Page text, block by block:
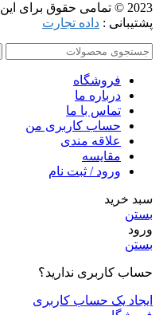
2023 © تمامی حقوق
پشتیبانی : داده تجارت
فروشگاه
درباره ما
تماس با ما
حساب کاربری من
علاقه مندی
مقايسه
ورود / ثبت نام
سبد خرید
بستن
ورود
بستن
حساب کاربری ندارید؟
ایجاد یک حساب کاربری